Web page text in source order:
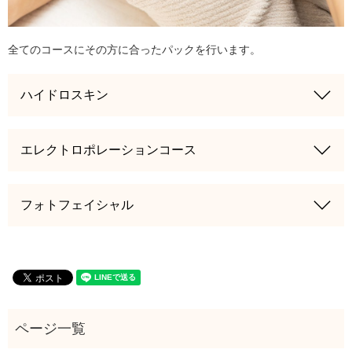
全てのコースにその方に合ったパックを行います。
ハイドロスキン
エレクトロポレーションコース
フォトフェイシャル